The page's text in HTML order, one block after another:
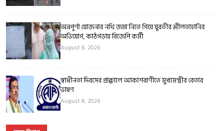
অন্নপূর্ণা যোজনার নথি জমা নিতে গিয়ে যুবতীর শ্লীলতাহানির
অভিযোগ, কাঠগড়ায় বিজেপি কর্মী
August 8, 2026
স্বাধীনতা দিবসের প্রাক্কালে আকাশবাণীতে মুখ্যমন্ত্রীর বেতার
ভাষণ
August 8, 2026